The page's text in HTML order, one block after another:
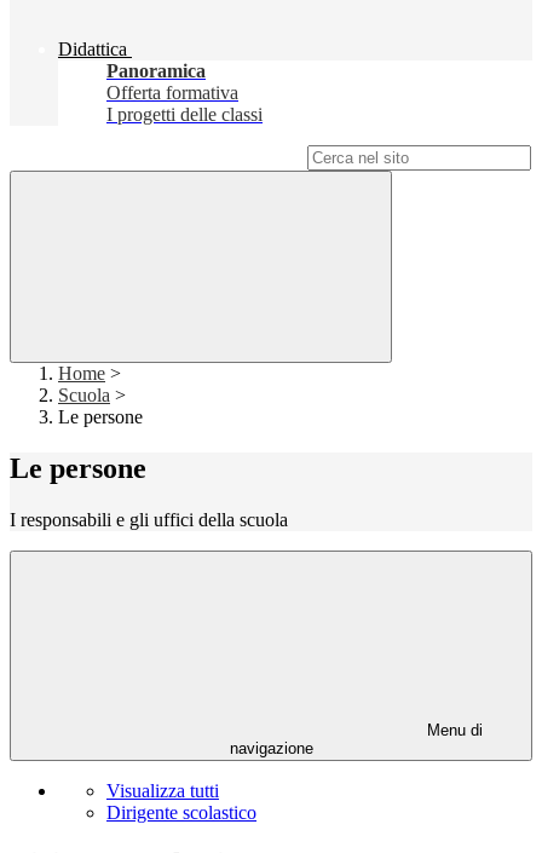
Didattica
Panoramica
Offerta formativa
I progetti delle classi
Home >
Scuola >
Le persone
Le persone
I responsabili e gli uffici della scuola
Menu di
navigazione
Visualizza tutti
Dirigente scolastico